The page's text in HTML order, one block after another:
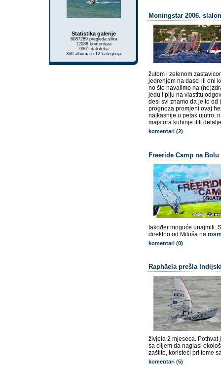
Statistika galerije
6087289 pregleda slika
12088 komentara
9361 datoteka
360 albuma u 12 kategorija
Moningstar 2006.
žutom i zelenom
jedrenjem na dasci ili oni
no što navalimo na
jedu i piju na vlastitu
desi svi znamo da je to od
prognoza promjeni ovaj
najkasnije u petak ujutro,
majstora kuhinje iliti
komentari (2)
Freeride Camp na Bolu
također moguće unajmiti.
direktno od Miloša na
komentari (0)
Raphäela prešla
živjela 2 mjeseca. Pothvat
sa ciljem da naglasi
zaštite, koristeći pri tome
komentari (5)